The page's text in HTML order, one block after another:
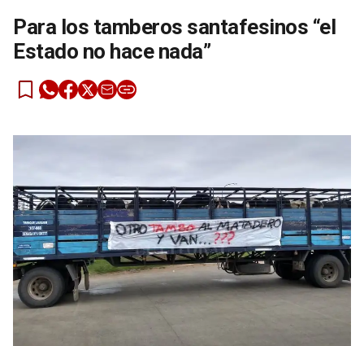
Para los tamberos santafesinos “el
Estado no hace nada”